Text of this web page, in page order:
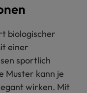
biologischer
einer
sportlich
Muster kann je
wirken. Mit